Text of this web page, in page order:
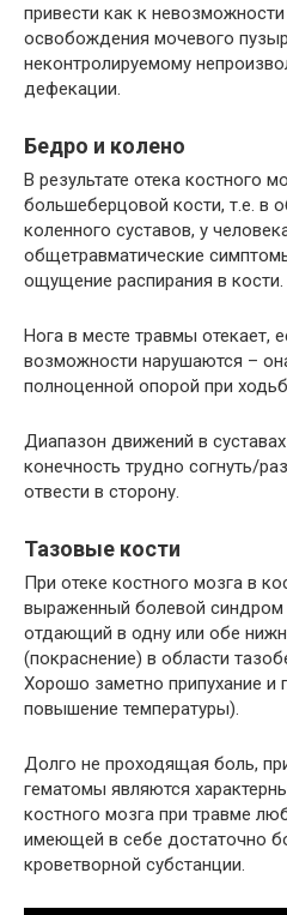
привести как к
освобождения мочевого
неконтролируемому
дефекации.
Бедро и колено
В результате отека костного
большеберцовой кости, т.е. в
коленного суставов, у
общетравматические
ощущение распирания в кости.
Нога в месте травмы отекает,
возможности нарушаются –
полноценной опорой при
Диапазон движений в суставах
конечность трудно согнуть/
отвести в сторону.
Тазовые кости
При отеке костного мозга в
выраженный болевой синдром
отдающий в одну или обе
(покраснение) в области
Хорошо заметно припухание и
повышение температуры).
Долго не проходящая боль,
гематомы являются
костного мозга при травме
имеющей в себе достаточно
кроветворной субстанции.